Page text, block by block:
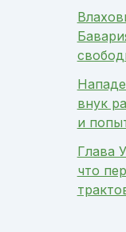
внук
и
Глава
что